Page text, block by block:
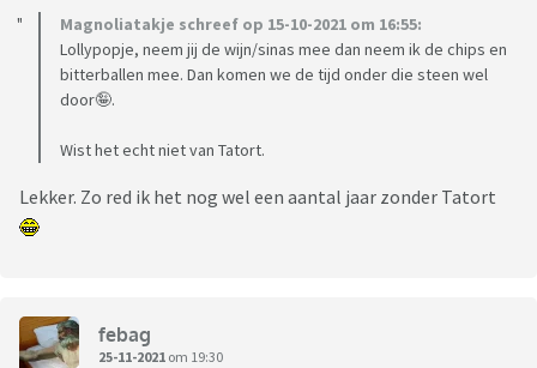
Magnoliatakje schreef op 15-10-2021 om 16:55:
Lollypopje, neem jij de wijn/sinas mee dan neem ik de chips en
bitterballen mee. Dan komen we de tijd onder die steen wel
door🤪.
Wist het echt niet van Tatort.
Lekker. Zo red ik het nog wel een aantal jaar zonder Tatort
febag
25-11-2021 om 19:30